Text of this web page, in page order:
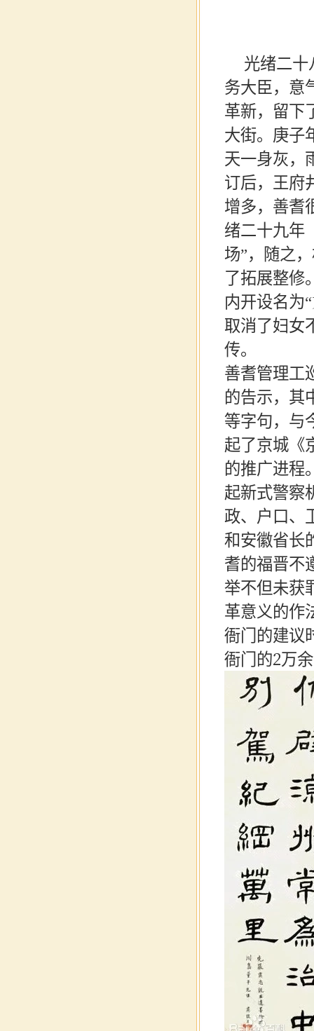
光绪二十
务大臣，意
革新，留下
大街。 庚子
天一身灰，
订后，王府
增多，善耆
绪二十九年
场”，随之
了拓展整修
内开设名为
取消了妇女
传。
善耆管理工
的告示，其
等字句，与
起了京城《
的推广进程
起新式警察
政、户口、
和安徽省长
耆的福晋不
举不但未获
革意义的作
衙门的建议
衙门的2万